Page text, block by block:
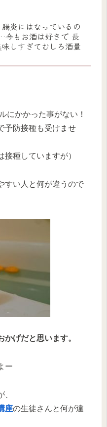
炎にはなっているの
今もお酒は好きで 長
しすぎてむしろ酒量
にかかった事がない！
予防接種も受けませ
接種していますが）
すい人と何が違うので
げだと思います。
ー
座の生徒さんと何が違